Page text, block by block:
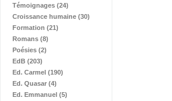
Témoignages (24)
Croissance humaine (30)
Formation (21)
Romans (8)
Poésies (2)
EdB (203)
Ed. Carmel (190)
Ed. Quasar (4)
Ed. Emmanuel (5)